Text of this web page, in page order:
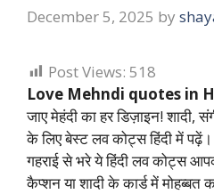
December 5, 2025 by
Post Views: 518
Love Mehndi quotes in
जाए मेहंदी का हर डिज़ाइन! शादी,
के लिए बेस्ट लव कोट्स हिंदी में पढ़ें।
गहराई से भरे ये हिंदी लव कोट्स
कैप्शन या शादी के कार्ड में मोहब्बत